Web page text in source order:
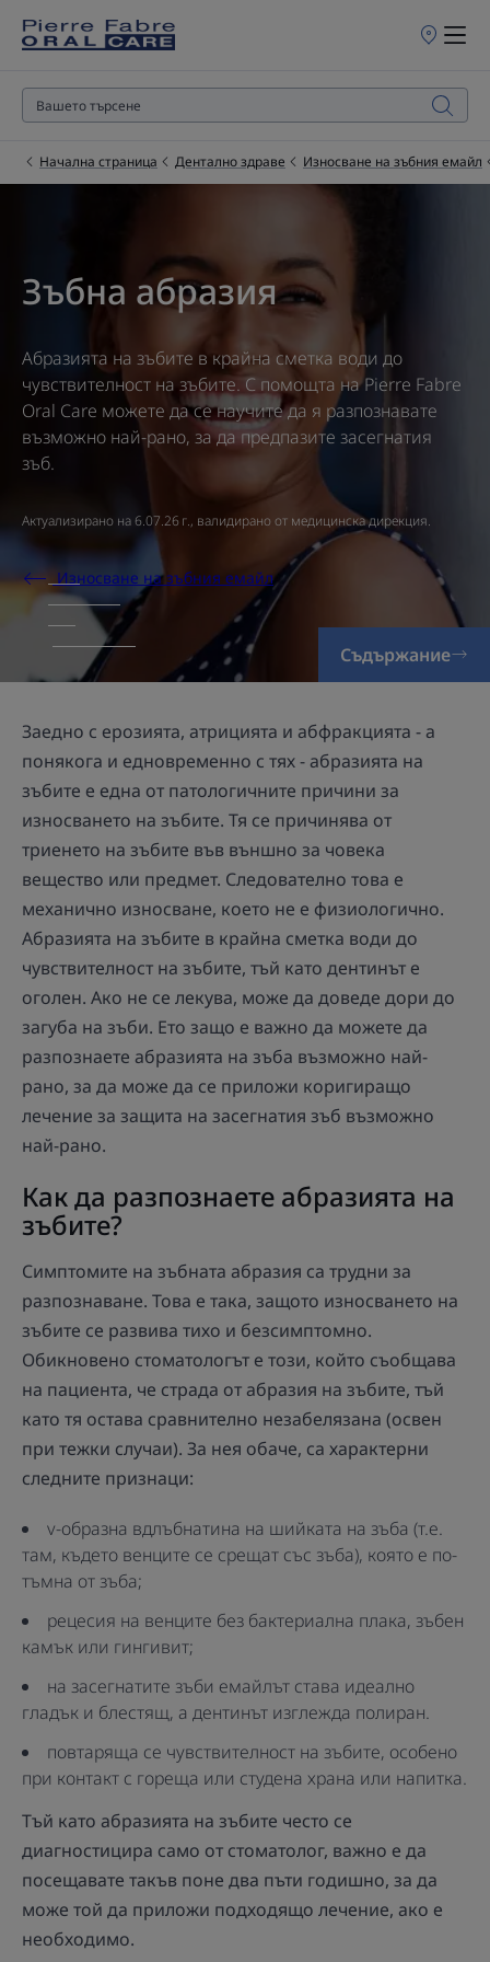
Търговски
продажба
Начална страница Дентално здраве Износване на зъбния емайл
Зъбна абразия
Абразията на зъбите в крайна сметка води до
чувствителност на зъбите. С помощта на Pierre Fabre
Oral Care можете да се научите да я разпознавате
възможно най-рано, за да предпазите засегнатия
зъб.
Актуализирано на6.07.26 г., валидирано от медицинска дирекция.
Износване на зъбния емайл
Съдържание
Заедно с ерозията, атрицията и абфракцията - а
понякога и едновременно с тях - абразията на
зъбите е една от патологичните причини за
износването на зъбите. Тя се причинява от
триенето на зъбите във външно за човека
вещество или предмет. Следователно това е
механично износване, което не е физиологично.
Абразията на зъбите в крайна сметка води до
чувствителност на зъбите, тъй като дентинът е
оголен. Ако не се лекува, може да доведе дори до
загуба на зъби. Ето защо е важно да можете да
разпознаете абразията на зъба възможно най-
рано, за да може да се приложи коригиращо
лечение за защита на засегнатия зъб възможно
най-рано.
Как да разпознаете абразията на
зъбите?
Симптомите на зъбната абразия са трудни за
разпознаване. Това е така, защото износването на
зъбите се развива тихо и безсимптомно.
Обикновено стоматологът е този, който съобщава
на пациента, че страда от абразия на зъбите, тъй
като тя остава сравнително незабелязана (освен
при тежки случаи). За нея обаче, са характерни
следните признаци:
v-образна вдлъбнатина на шийката на зъба (т.е.
там, където венците се срещат със зъба), която е по-
тъмна от зъба;
рецесия на венците без бактериална плака, зъбен
камък или гингивит;
на засегнатите зъби емайлът става идеално
гладък и блестящ, а дентинът изглежда полиран.
повтаряща се чувствителност на зъбите, особено
при контакт с гореща или студена храна или напитка.
Тъй като абразията на зъбите често се
диагностицира само от стоматолог, важно е да
посещавате такъв поне два пъти годишно, за да
може той да приложи подходящо лечение, ако е
необходимо.